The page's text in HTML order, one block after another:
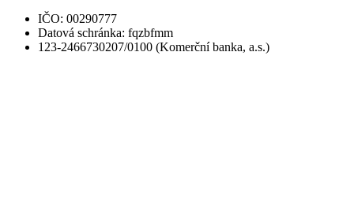
IČO: 00290777
Datová schránka: fqzbfmm
123-2466730207/0100 (Komerční banka, a.s.)